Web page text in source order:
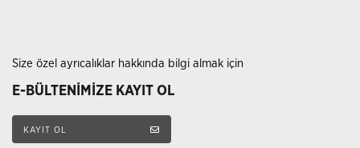
Size özel ayrıcalıklar hakkında bilgi almak için
E-BÜLTENİMİZE KAYIT OL
KAYIT OL